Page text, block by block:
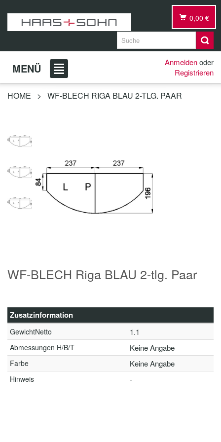
0,00 €
MENÜ Anmeldenoder
Registrieren
HOME > WF-BLECH RIGA BLAU 2-TLG. PAAR
WF-BLECH Riga BLAU 2-tlg. Paar
Zusatzinformation
GewichtNetto 1.1
Abmessungen H/B/T Keine Angabe
Farbe Keine Angabe
Hinweis -